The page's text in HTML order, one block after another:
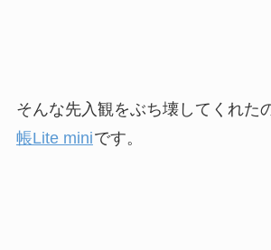
そんな先入観をぶち壊してくれた
帳Lite miniです。